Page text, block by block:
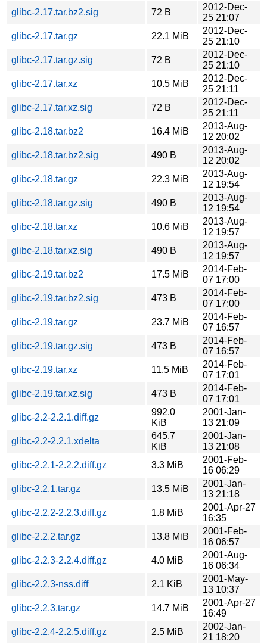
glibc-2.17.tar.bz2.sig 72 B
2012-Dec-
25 21:07
glibc-2.17.tar.gz
22.1 MiB
2012-Dec-
25 21:10
glibc-2.17.tar.gz.sig
72 B
2012-Dec-
25 21:10
glibc-2.17.tar.xz
10.5 MiB
2012-Dec-
25 21:11
glibc-2.17.tar.xz.sig
72 B
2012-Dec-
25 21:11
glibc-2.18.tar.bz2
16.4 MiB
2013-Aug-
12 20:02
glibc-2.18.tar.bz2.sig
490 B
2013-Aug-
12 20:02
glibc-2.18.tar.gz
22.3 MiB
2013-Aug-
12 19:54
glibc-2.18.tar.gz.sig
490 B
2013-Aug-
12 19:54
glibc-2.18.tar.xz
10.6 MiB
2013-Aug-
12 19:57
glibc-2.18.tar.xz.sig
490 B
2013-Aug-
12 19:57
glibc-2.19.tar.bz2
17.5 MiB
2014-Feb-
07 17:00
glibc-2.19.tar.bz2.sig
473 B
2014-Feb-
07 17:00
glibc-2.19.tar.gz
23.7 MiB
2014-Feb-
07 16:57
glibc-2.19.tar.gz.sig
473 B
2014-Feb-
07 16:57
glibc-2.19.tar.xz
11.5 MiB
2014-Feb-
07 17:01
glibc-2.19.tar.xz.sig
473 B
2014-Feb-
07 17:01
glibc-2.2-2.2.1.diff.gz
992.0
KiB
2001-Jan-
13 21:09
glibc-2.2-2.2.1.xdelta
645.7
KiB
2001-Jan-
13 21:08
glibc-2.2.1-2.2.2.diff.gz
3.3 MiB
2001-Feb-
16 06:29
glibc-2.2.1.tar.gz
13.5 MiB
2001-Jan-
13 21:18
glibc-2.2.2-2.2.3.diff.gz
1.8 MiB
2001-Apr-27
16:35
glibc-2.2.2.tar.gz
13.8 MiB
2001-Feb-
16 06:57
glibc-2.2.3-2.2.4.diff.gz
4.0 MiB
2001-Aug-
16 06:34
glibc-2.2.3-nss.diff
2.1 KiB
2001-May-
13 10:37
glibc-2.2.3.tar.gz
14.7 MiB
2001-Apr-27
16:49
glibc-2.2.4-2.2.5.diff.gz
2.5 MiB
2002-Jan-
21 18:20